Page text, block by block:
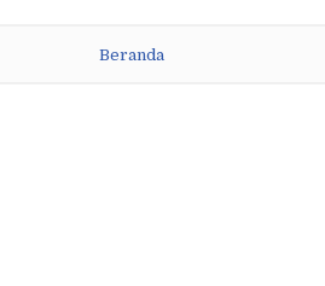
Beranda